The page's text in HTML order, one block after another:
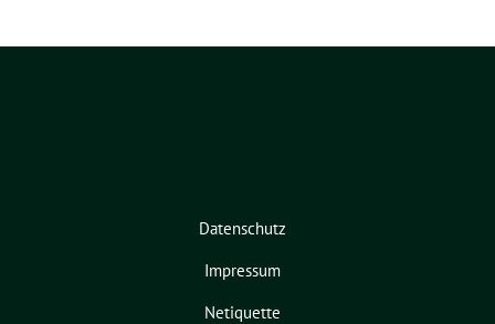
Datenschutz
Impressum
Netiquette